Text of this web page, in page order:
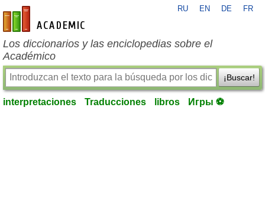
es-academic.com
RU EN DE FR
Los diccionarios y las enciclopedias sobre el
Académico
¡Buscar!
interpretaciones Traducciones libros Игры ⚽